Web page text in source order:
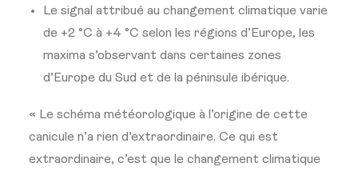
Le signal attribué au changement climatique varie
de +2 °C à +4 °C selon les régions d’Europe, les
maxima s’observant dans certaines zones
d’Europe du Sud et de la péninsule ibérique.
« Le schéma météorologique à l’origine de cette
canicule n’a rien d’extraordinaire. Ce qui est
extraordinaire, c’est que le changement climatique